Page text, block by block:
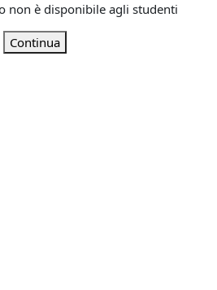
non è disponibile agli studenti
Continua